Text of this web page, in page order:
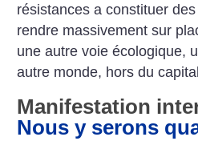
résistances a constituer
rendre massivement sur
une autre voie écologique,
autre monde, hors du
Manifestation
Nous y serons